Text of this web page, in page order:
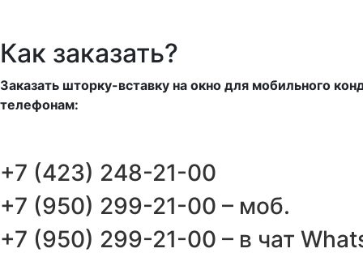
Как заказать?
Заказать шторку-вставку на окно для мобильного
телефонам:
+7 (423) 248-21-00
+7 (950) 299-21-00 – моб.
+7 (950) 299-21-00 – в чат